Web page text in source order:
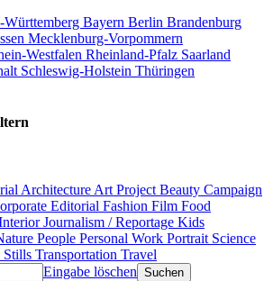
Württemberg Bayern Berlin Brandenburg
Mecklenburg-Vorpommern
Westfalen Rheinland-Pfalz Saarland
Schleswig-Holstein Thüringen
Architecture Art Project Beauty Campaign
Editorial Fashion Film Food
Journalism / Reportage Kids
People Personal Work Portrait Science
Stills Transportation Travel
Eingabe löschen